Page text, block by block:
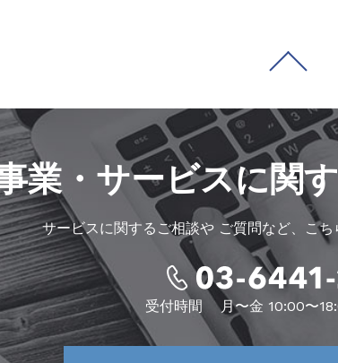
業・サービスに関
サービスに関するご相談やご質問など、こち
受付時間 月〜金 10:00〜